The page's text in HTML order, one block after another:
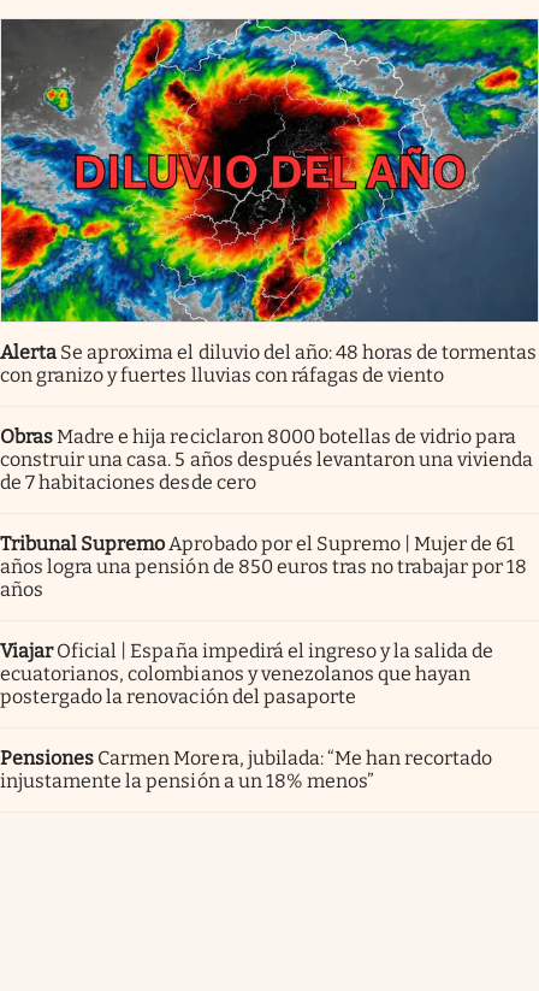
Alerta Se aproxima el diluvio del año: 48 horas de tormentas
con granizo y fuertes lluvias con ráfagas de viento
ObrasMadre e hija reciclaron 8000 botellas de vidrio para
construir una casa. 5 años después levantaron una vivienda
de 7 habitaciones desde cero
Tribunal Supremo Aprobado por el Supremo | Mujer de 61
años logra una pensión de 850 euros tras no trabajar por 18
años
Viajar Oficial | España impedirá el ingreso y la salida de
ecuatorianos, colombianos y venezolanos que hayan
postergado la renovación del pasaporte
Pensiones Carmen Morera, jubilada: “Me han recortado
injustamente la pensión a un 18% menos”